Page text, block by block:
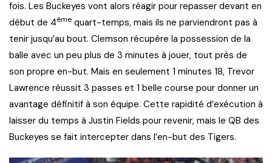
fois. Les Buckeyes vont alors réagir pour repasser devant en
début de 4ème quart-temps, mais ils ne parviendront pas à
tenir jusqu’au bout. Clemson récupère la possession de la
balle avec un peu plus de 3 minutes à jouer, tout près de
son propre en-but. Mais en seulement 1 minutes 18, Trevor
Lawrence réussit 3 passes et 1 belle course pour donner un
avantage définitif à son équipe. Cette rapidité d’exécution à
laisser du temps à Justin Fields pour revenir, mais le QB des
Buckeyes se fait intercepter dans l’en-but des Tigers.